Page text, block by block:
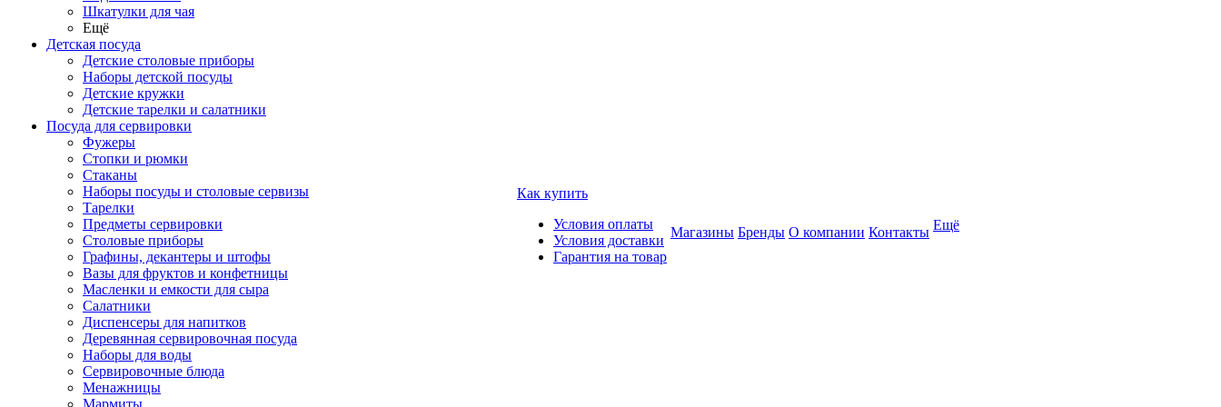
Шкатулки для чая
Ещё
Детская посуда
Детские столовые приборы
Наборы детской посуды
Детские кружки
Детские тарелки и салатники
Посуда для сервировки
Фужеры
Стопки и рюмки
Стаканы
Наборы посуды и столовые сервизы
Тарелки
Предметы сервировки
Столовые приборы
Графины, декантеры и штофы
Вазы для фруктов и конфетницы
Масленки и емкости для сыра
Салатники
Диспенсеры для напитков
Деревянная сервировочная посуда
Наборы для воды
Сервировочные блюда
Менажницы
Мармиты
Как купить
Условия оплаты
Условия доставки
Гарантия на товар
Магазины Бренды О компании Контакты Ещё